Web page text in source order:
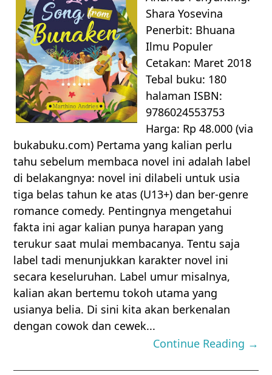
Shara Yosevina
Penerbit: Bhuana
Ilmu Populer
Cetakan: Maret 2018
Tebal buku: 180
halaman ISBN:
9786024553753
Harga: Rp 48.000 (via
bukabuku.com) Pertama yang kalian perlu
tahu sebelum membaca novel ini adalah label
di belakangnya: novel ini dilabeli untuk usia
tiga belas tahun ke atas (U13+) dan ber-genre
romance comedy. Pentingnya mengetahui
fakta ini agar kalian punya harapan yang
terukur saat mulai membacanya. Tentu saja
label tadi menunjukkan karakter novel ini
secara keseluruhan. Label umur misalnya,
kalian akan bertemu tokoh utama yang
usianya belia. Di sini kita akan berkenalan
dengan cowok dan cewek...
Continue Reading →